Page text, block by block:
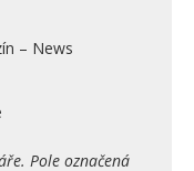
– News
Pole označená